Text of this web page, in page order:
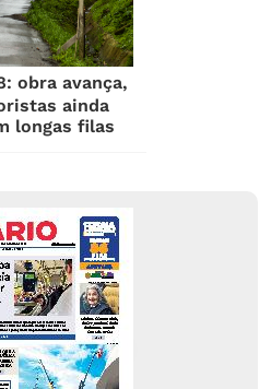
obra avança,
ainda
longas filas